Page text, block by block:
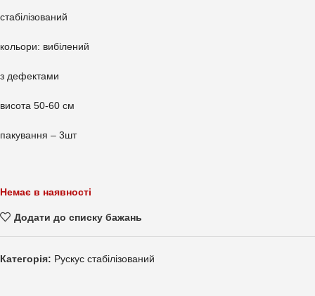
стабілізований
кольори: вибілений
з дефектами
висота 50-60 см
пакування – 3шт
Немає в наявності
Додати до списку бажань
Категорія: Рускус стабілізований